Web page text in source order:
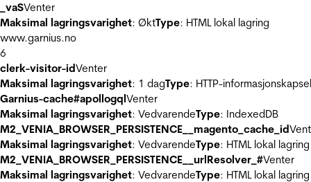
_vaSVenter
Maksimal lagringsvarighet: ØktType: HTML lokal lagring
www.garnius.no
6
clerk-visitor-idVenter
Maksimal lagringsvarighet: 1 dagType: HTTP-informasjonskapsel
Garnius-cache#apollogqlVenter
Maksimal lagringsvarighet: VedvarendeType: IndexedDB
M2_VENIA_BROWSER_PERSISTENCE__magento_cache_id
Maksimal lagringsvarighet: VedvarendeType: HTML lokal lagring
M2_VENIA_BROWSER_PERSISTENCE__urlResolver_#Venter
Maksimal lagringsvarighet: VedvarendeType: HTML lokal lagring